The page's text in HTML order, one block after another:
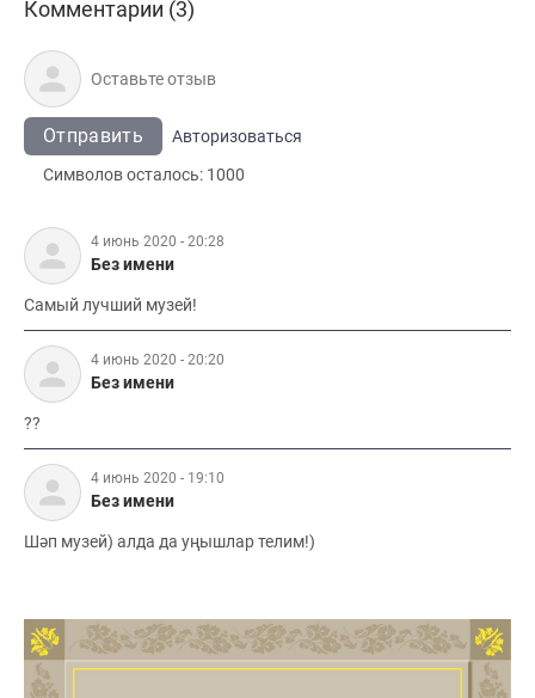
Комментарии (3)
Отправить
Авторизоваться
Символов осталось: 1000
4 июнь 2020 - 20:28
Без имени
Самый лучший музей!
4 июнь 2020 - 20:20
Без имени
??
4 июнь 2020 - 19:10
Без имени
Шәп музей) алда да уңышлар телим!)